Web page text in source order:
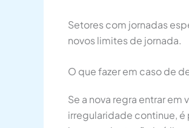
Setores com jornadas
novos limites de jornada.
O que fazer em caso de
Se a nova regra entrar
irregularidade continue, é